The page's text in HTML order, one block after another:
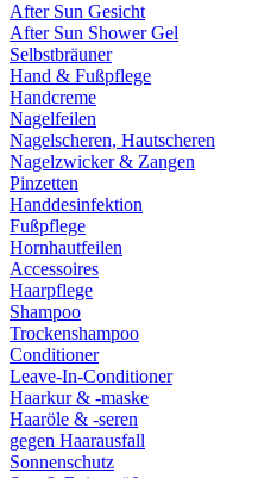
After Sun Gesicht
After Sun Shower Gel
Selbstbräuner
Hand & Fußpflege
Handcreme
Nagelfeilen
Nagelscheren, Hautscheren
Nagelzwicker & Zangen
Pinzetten
Handdesinfektion
Fußpflege
Hornhautfeilen
Accessoires
Haarpflege
Shampoo
Trockenshampoo
Conditioner
Leave-In-Conditioner
Haarkur & -maske
Haaröle & -seren
gegen Haarausfall
Sonnenschutz